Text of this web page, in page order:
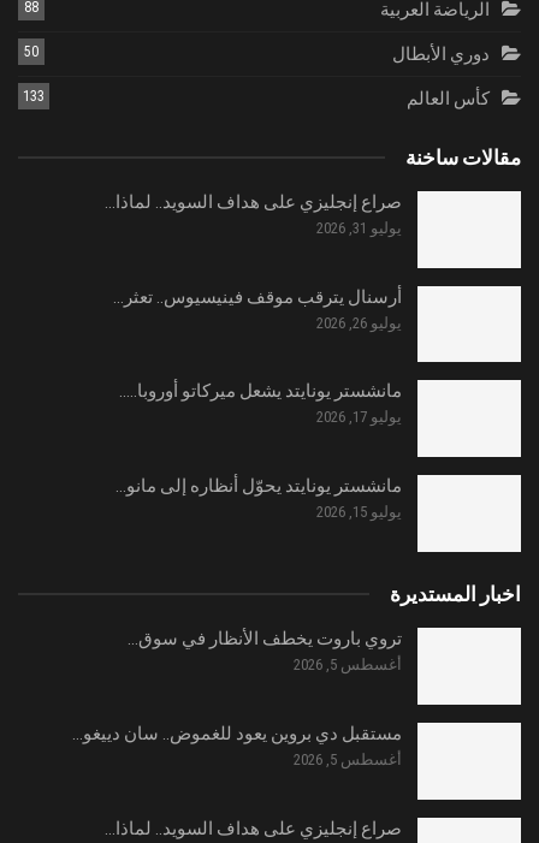
الرياضة العربية 88
دوري الأبطال 50
كأس العالم 133
مقالات ساخنة
صراع إنجليزي على هداف السويد.. لماذا…
يوليو 31, 2026
أرسنال يترقب موقف فينيسيوس.. تعثر…
يوليو 26, 2026
مانشستر يونايتد يشعل ميركاتو أوروبا..…
يوليو 17, 2026
مانشستر يونايتد يحوّل أنظاره إلى مانو…
يوليو 15, 2026
اخبار المستديرة
تروي باروت يخطف الأنظار في سوق…
أغسطس 5, 2026
مستقبل دي بروين يعود للغموض.. سان دييغو…
أغسطس 5, 2026
صراع إنجليزي على هداف السويد.. لماذا…